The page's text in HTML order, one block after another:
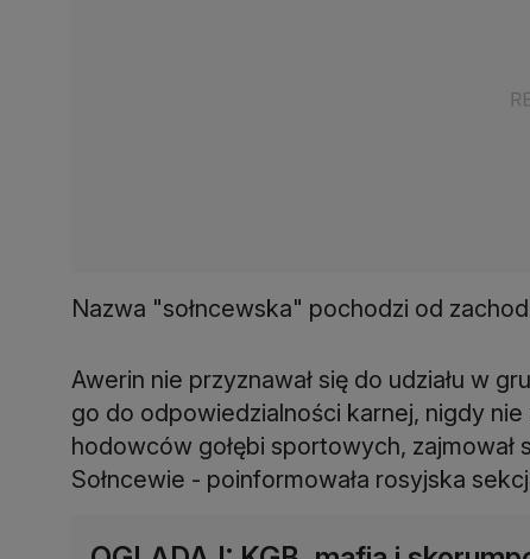
Nazwa "sołncewska" pochodzi od
Awerin nie przyznawał się do udziału w
go do odpowiedzialności karnej, nigdy nie
hodowców gołębi sportowych,
Sołncewie - poinformowała rosyjska